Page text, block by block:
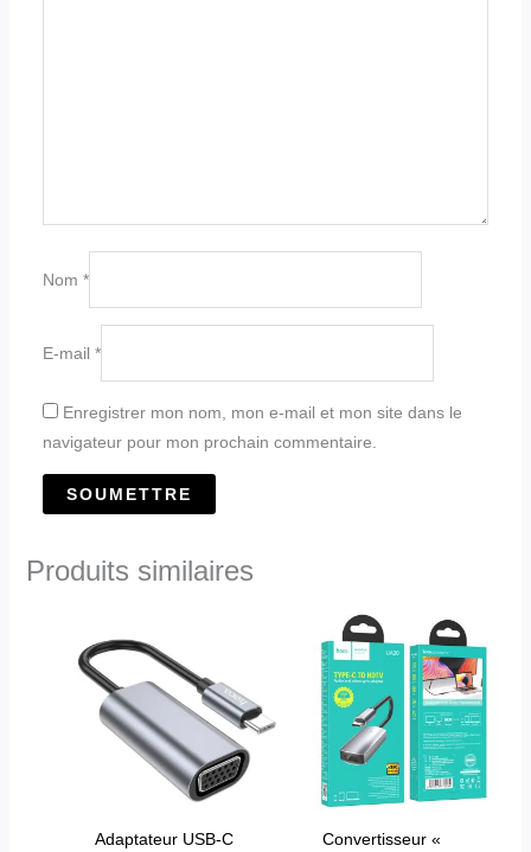
Nom *
E-mail *
Enregistrer mon nom, mon e-mail et mon site dans le
navigateur pour mon prochain commentaire.
Produits similaires
Adaptateur USB-C
Convertisseur «